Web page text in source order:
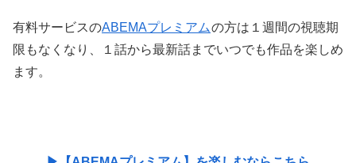
有料サービスのABEMAプレミアムの方は１週間の視聴期
限もなくなり、１話から最新話までいつでも作品を楽しめ
ます。